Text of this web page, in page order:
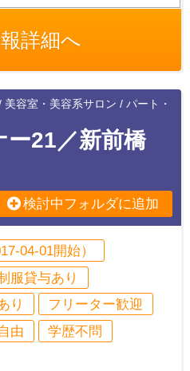
詳細へ
容室・美容系サロン / パート・
ー21／新前橋
検討中フォルダに追加
04-01開始）
服貸与あり
り
フリーター歓迎
由 学歴不問